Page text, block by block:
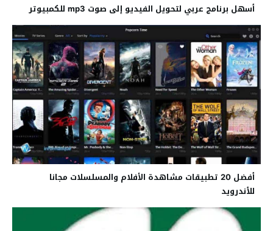
أسهل برنامج عربي لتحويل الفيديو إلى صوت mp3 للكمبيوتر
أفضل 20 تطبيقات مشاهدة الأفلام والمسلسلات مجانا
للأندرويد